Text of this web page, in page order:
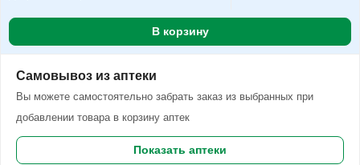
В корзину
Самовывоз из аптеки
Вы можете самостоятельно забрать заказ из выбранных при
добавлении товара в корзину аптек
Показать аптеки